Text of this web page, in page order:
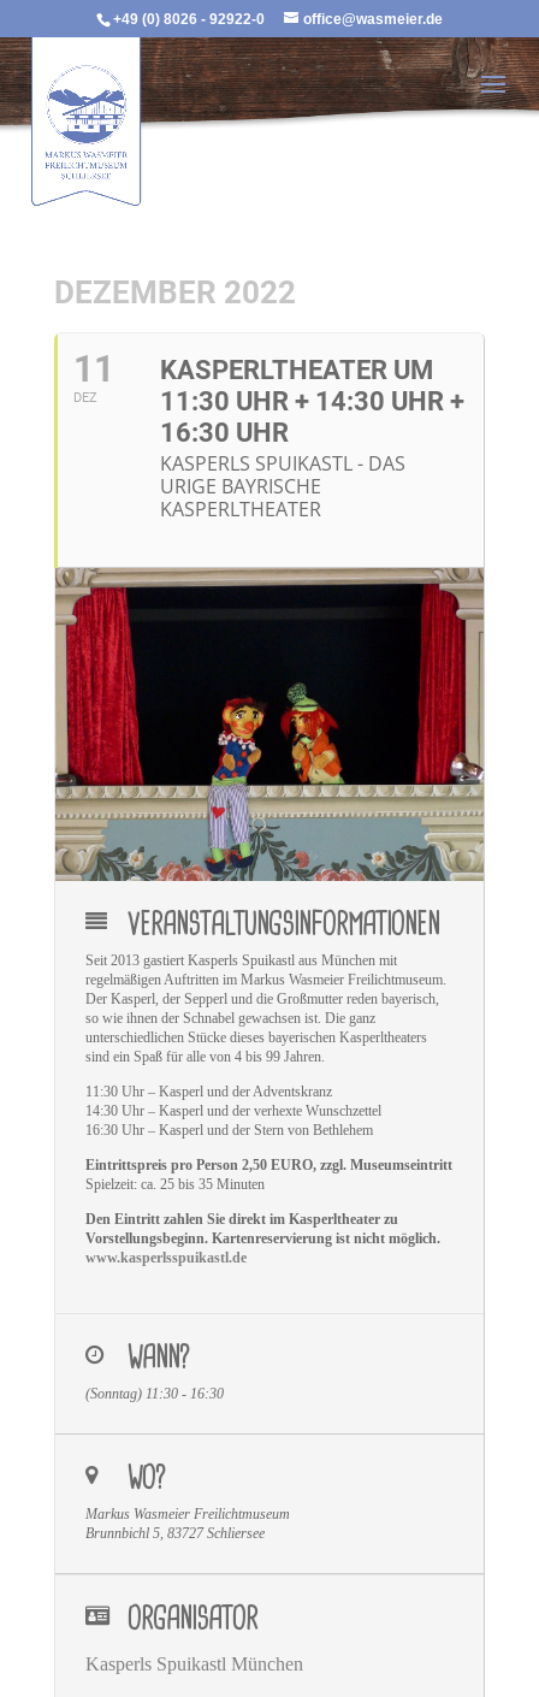
+49 (0) 8026 - 92922-0 office@wasmeier.de
DEZEMBER 2022
11
DEZ
KASPERLTHEATER UM
11:30 UHR + 14:30 UHR +
16:30 UHR
KASPERLS SPUIKASTL - DAS
URIGE BAYRISCHE
KASPERLTHEATER
VERANSTALTUNGSINFORMATIONEN
Seit 2013 gastiert Kasperls Spuikastl aus München mit
regelmäßigen Auftritten im Markus Wasmeier Freilichtmuseum.
Der Kasperl, der Sepperl und die Großmutter reden bayerisch,
so wie ihnen der Schnabel gewachsen ist. Die ganz
unterschiedlichen Stücke dieses bayerischen Kasperltheaters
sind ein Spaß für alle von 4 bis 99 Jahren.
11:30 Uhr – Kasperl und der Adventskranz
14:30 Uhr – Kasperl und der verhexte Wunschzettel
16:30 Uhr – Kasperl und der Stern von Bethlehem
Eintrittspreis pro Person 2,50 EURO, zzgl. Museumseintritt
Spielzeit: ca. 25 bis 35 Minuten
Den Eintritt zahlen Sie direkt im Kasperltheater zu
Vorstellungsbeginn. Kartenreservierung ist nicht möglich.
www.kasperlsspuikastl.de
WANN?
(Sonntag) 11:30 - 16:30
WO?
Markus Wasmeier Freilichtmuseum
Brunnbichl 5, 83727 Schliersee
ORGANISATOR
Kasperls Spuikastl München